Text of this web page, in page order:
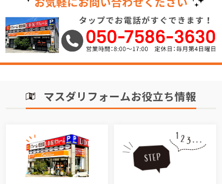
マスダリフォームお役立ち情報